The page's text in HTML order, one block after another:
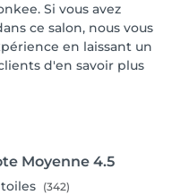
Si vous avez
ce salon, nous vous
en laissant un
d'en savoir plus
Moyenne 4.5
(342)